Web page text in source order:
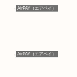
AirPAY（エアペイ）
AirPAY（エアペイ）